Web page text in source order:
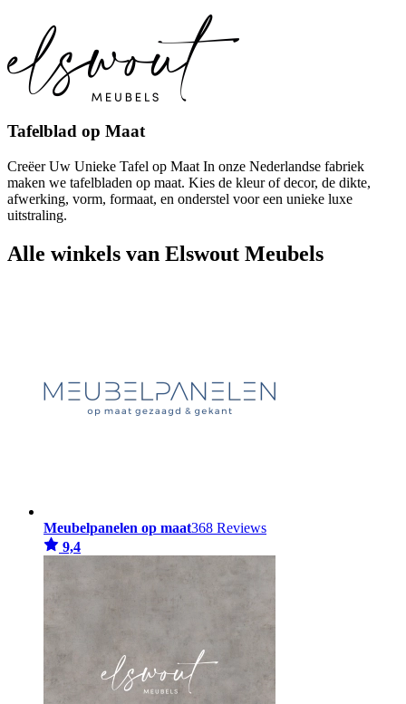
Tafelblad op Maat
Creëer Uw Unieke Tafel op Maat In onze Nederlandse fabriek
maken we tafelbladen op maat. Kies de kleur of decor, de dikte,
afwerking, vorm, formaat, en onderstel voor een unieke luxe
uitstraling.
Alle winkels van Elswout Meubels
Meubelpanelen op maat368 Reviews
9,4